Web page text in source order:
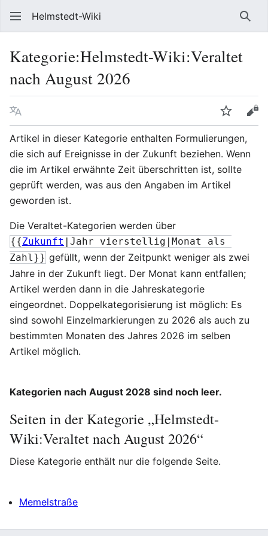
Helmstedt-Wiki
Kategorie:Helmstedt-Wiki:Veraltet
nach August 2026
Sprache
Artikel in dieser Kategorie enthalten Formulierungen,
die sich auf Ereignisse in der Zukunft beziehen. Wenn
die im Artikel erwähnte Zeit überschritten ist, sollte
geprüft werden, was aus den Angaben im Artikel
geworden ist.
Die Veraltet-Kategorien werden über
{{Zukunft |Jahr vierstellig|Monat als
Zahl}} gefüllt, wenn der Zeitpunkt weniger als zwei
Jahre in der Zukunft liegt. Der Monat kann entfallen;
Artikel werden dann in die Jahreskategorie
eingeordnet. Doppelkategorisierung ist möglich: Es
sind sowohl Einzelmarkierungen zu 2026 als auch zu
bestimmten Monaten des Jahres 2026 im selben
Artikel möglich.
Kategorien nach August 2028 sind noch leer.
Seiten in der Kategorie „Helmstedt-
Wiki:Veraltet nach August 2026“
Diese Kategorie enthält nur die folgende Seite.
Memelstraße